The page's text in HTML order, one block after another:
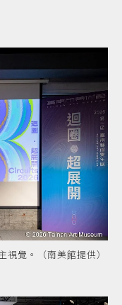
覺。（南美館提供）